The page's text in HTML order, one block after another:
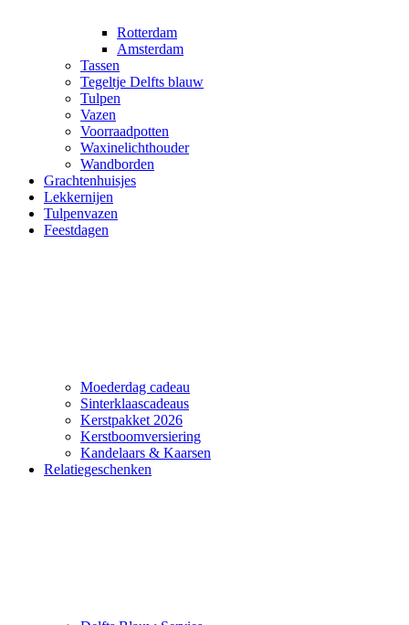
Rotterdam
Amsterdam
Tassen
Tegeltje Delfts blauw
Tulpen
Vazen
Voorraadpotten
Waxinelichthouder
Wandborden
Grachtenhuisjes
Lekkernijen
Tulpenvazen
Feestdagen
Moederdag cadeau
Sinterklaascadeaus
Kerstpakket 2026
Kerstboomversiering
Kandelaars & Kaarsen
Relatiegeschenken